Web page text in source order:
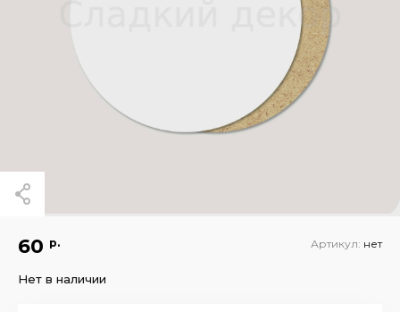
60 р. Артикул: нет
Нет в наличии